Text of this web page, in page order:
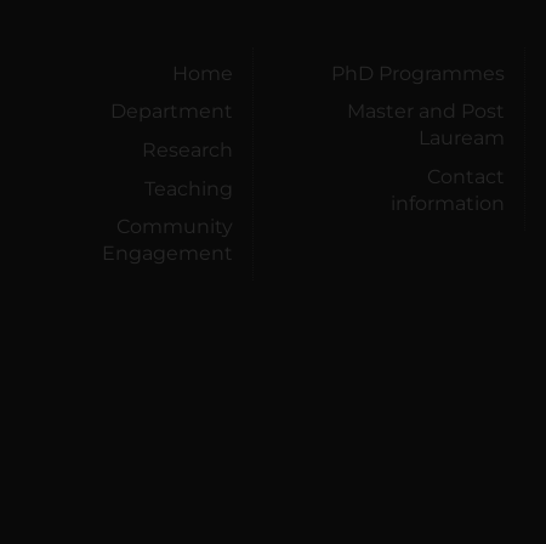
Home
Department
Research
Teaching
Community
Engagement
PhD Programmes
Master and Post
Lauream
Contact
information